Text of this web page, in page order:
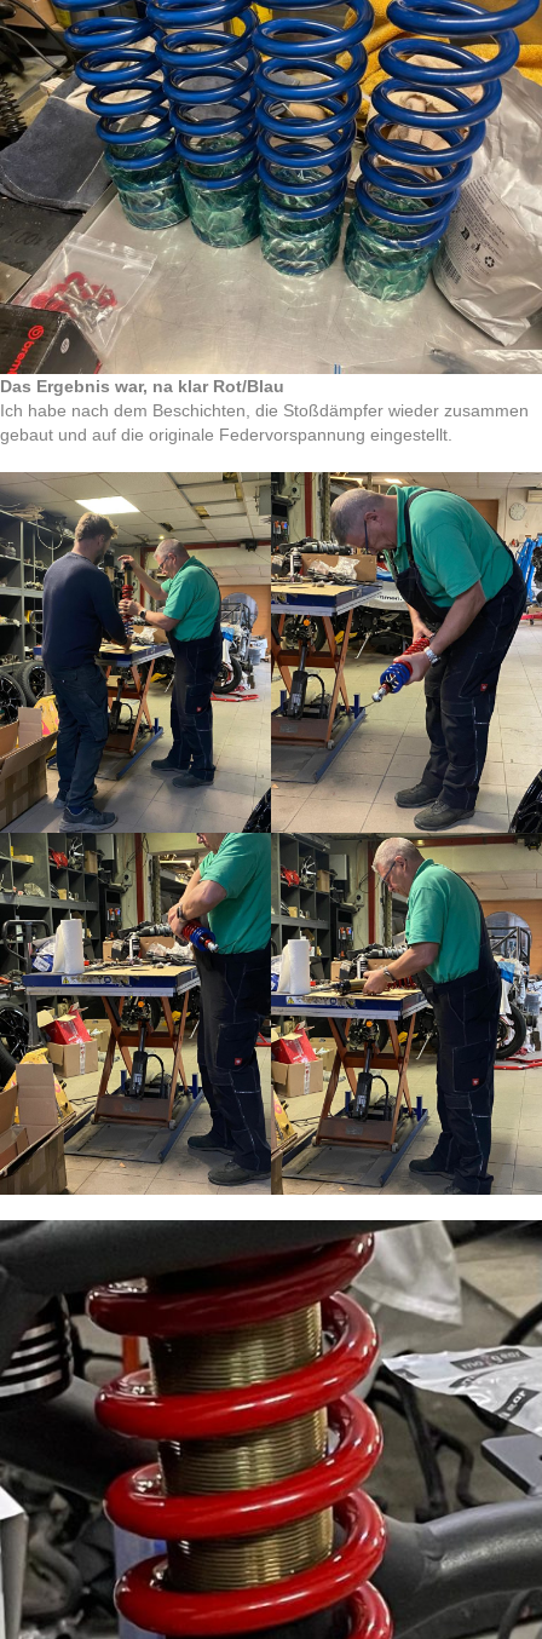
Das Ergebnis war, na klar Rot/Blau
Ich habe nach dem Beschichten, die Stoßdämpfer wieder zusammen
gebaut und auf die originale Federvorspannung eingestellt.